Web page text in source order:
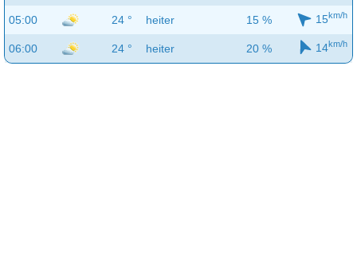
05:00 24 ° heiter 15 % 15km/h
06:00 24 ° heiter 20 % 14km/h